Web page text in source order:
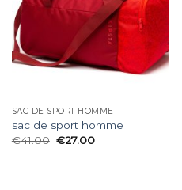
SAC DE SPORT HOMME
sac de sport homme
€41.00 €27.00